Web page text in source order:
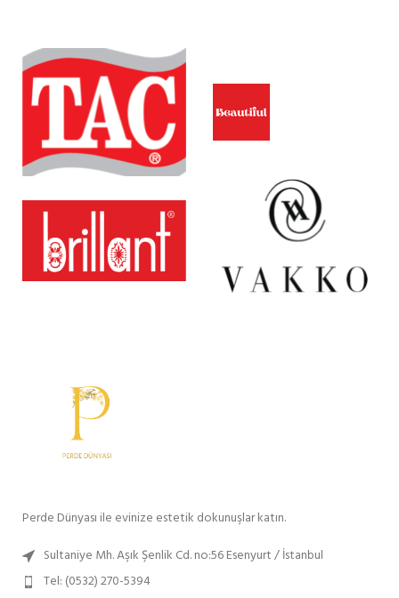
Perde Dünyası ile evinize estetik dokunuşlar katın.
Sultaniye Mh. Aşık Şenlik Cd. no:56 Esenyurt / İstanbul
Tel: (0532) 270-5394